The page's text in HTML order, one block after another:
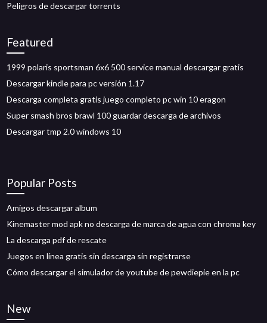
Peligros de descargar torrents
Featured
1999 polaris sportsman 6x6 500 service manual descargar gratis
Descargar kindle para pc versión 1.17
Descarga completa gratis juego completo pc win 10 eragon
Super smash bros brawl 100 guardar descarga de archivos
Descargar tmp 2.0 windows 10
Popular Posts
Amigos descargar album
Kinemaster mod apk no descarga de marca de agua con chroma key
La descarga pdf de rescate
Juegos en línea gratis sin descarga sin registrarse
Cómo descargar el simulador de youtube de pewdiepie en la pc
New